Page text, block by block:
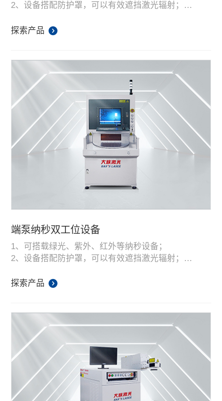
2、设备搭配防护罩，可以有效遮挡激光辐射；
配置。
探索产品
端泵纳秒双工位设备
1、可搭载绿光、紫外、红外等纳秒设备；
2、设备搭配防护罩，可以有效遮挡激光辐射；
率；
探索产品